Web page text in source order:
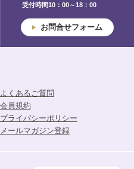
受付時間10：00～18：00
お問合せフォーム
よくあるご質問
会員規約
プライバシーポリシー
メールマガジン登録